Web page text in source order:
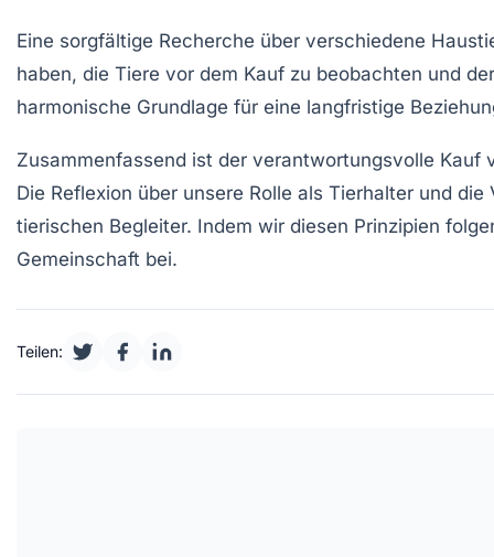
Eine sorgfältige Recherche über verschiedene
haben, die Tiere vor dem Kauf zu beobachten und
harmonische Grundlage für eine langfristige
Zusammenfassend ist der verantwortungsvolle Kauf
Die Reflexion über unsere Rolle als Tierhalter und
tierischen Begleiter. Indem wir diesen Prinzipien
Gemeinschaft bei.
Teilen: